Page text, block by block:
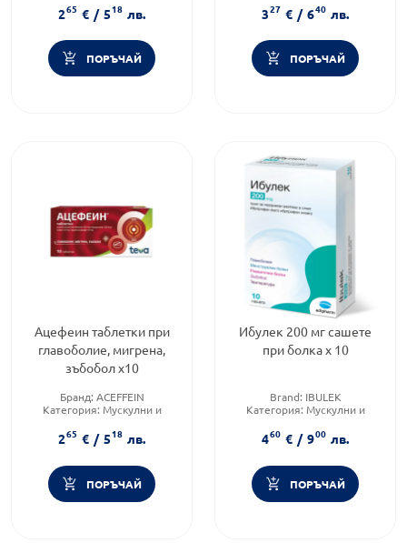
ставни болки
265 € / 518 лв.
ПОРЪЧАЙ
Приложение:орално
327 € / 640 лв.
ПОРЪЧАЙ
Ацефеин таблетки при
главоболие, мигрена,
зъбобол х10
Бранд: ACEFFEIN
Категория: Мускулни и
Форма на продукта:таблетки
265 € / 518 лв.
ПОРЪЧАЙ
Ибулек 200 мг сашете
при болка х 10
Brand: IBULEK
Категория: Мускулни и
Приложение:орално
460 € / 900 лв.
ПОРЪЧАЙ